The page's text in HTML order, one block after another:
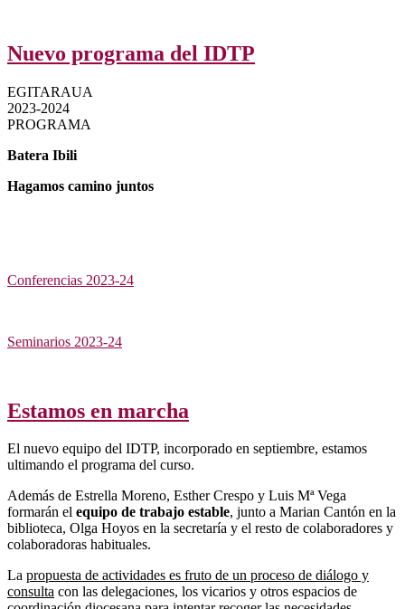
Nuevo programa del IDTP
EGITARAUA
2023-2024
PROGRAMA
Batera Ibili
Hagamos camino juntos
Conferencias 2023-24
Seminarios 2023-24
Estamos en marcha
El nuevo equipo del IDTP, incorporado en septiembre, estamos
ultimando el programa del curso.
Además de Estrella Moreno, Esther Crespo y Luis Mª Vega
formarán el equipo de trabajo estable, junto a Marian Cantón en la
biblioteca, Olga Hoyos en la secretaría y el resto de colaboradores y
colaboradoras habituales.
La propuesta de actividades es fruto de un proceso de diálogo y
consulta con las delegaciones, los vicarios y otros espacios de